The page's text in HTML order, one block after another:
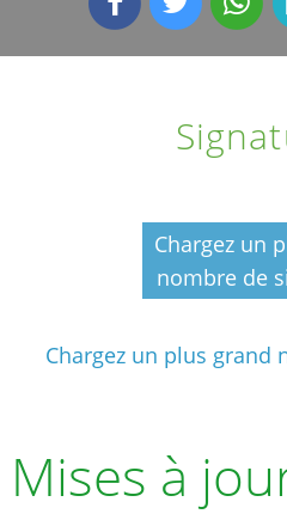
Chargez un
nombre de
Chargez un plus grand
Mises à